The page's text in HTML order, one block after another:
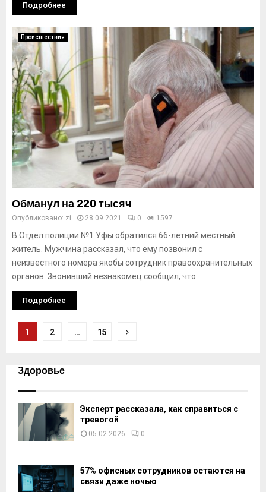
Подробнее
Происшествия
Обманул на 220 тысяч
Опубликовано: zi 28.09.2021 0 1597
В Отдел полиции №1 Уфы обратился 66-летний местный
житель. Мужчина рассказал, что ему позвонил с
неизвестного номера якобы сотрудник правоохранительных
органов. Звонивший незнакомец сообщил, что
Подробнее
Навигация
записям
1 2 … 15
Здоровье
Эксперт рассказала, как справиться с
тревогой
05.02.2026 0
57% офисных сотрудников остаются на
связи даже ночью